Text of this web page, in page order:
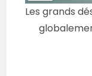
Les grands